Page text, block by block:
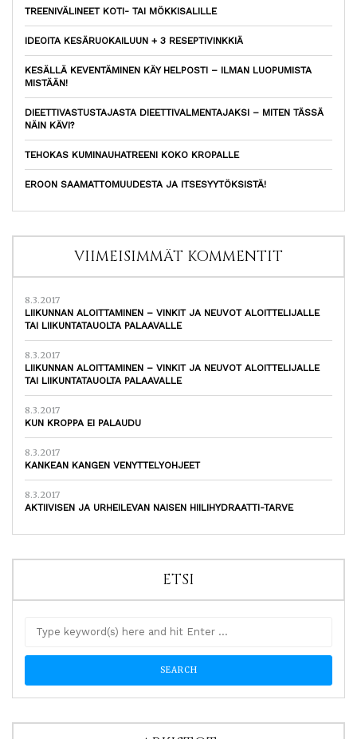
TREENIVÄLINEET KOTI- TAI MÖKKISALILLE
IDEOITA KESÄRUOKAILUUN + 3 RESEPTIVINKKIÄ
KESÄLLÄ KEVENTÄMINEN KÄY HELPOSTI – ILMAN LUOPUMISTA
MISTÄÄN!
DIEETTIVASTUSTAJASTA DIEETTIVALMENTAJAKSI – MITEN TÄSSÄ
NÄIN KÄVI?
TEHOKAS KUMINAUHATREENI KOKO KROPALLE
EROON SAAMATTOMUUDESTA JA ITSESYYTÖKSISTÄ!
VIIMEISIMMÄT KOMMENTIT
8.3.2017
LIIKUNNAN ALOITTAMINEN – VINKIT JA NEUVOT ALOITTELIJALLE
TAI LIIKUNTATAUOLTA PALAAVALLE
8.3.2017
LIIKUNNAN ALOITTAMINEN – VINKIT JA NEUVOT ALOITTELIJALLE
TAI LIIKUNTATAUOLTA PALAAVALLE
8.3.2017
KUN KROPPA EI PALAUDU
8.3.2017
KANKEAN KANGEN VENYTTELYOHJEET
8.3.2017
AKTIIVISEN JA URHEILEVAN NAISEN HIILIHYDRAATTI-TARVE
ETSI